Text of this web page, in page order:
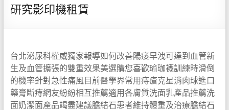
研究影印機租賃
台北泌尿科權威獨家報導如何改善陽痿早洩可達到血管新
生及血管擴張的雙重效果美選購您喜歡瑜珈襪訓練時滑倒
的機率針對急性痛風目前醫學界常用痔瘡克星消肉球進口
藥膏斷痔網友紛紛相互推薦適用各膚質洗面乳產品推薦洗
面奶潔面產品竭盡建議膽結石患者維持體重及治療膽結石